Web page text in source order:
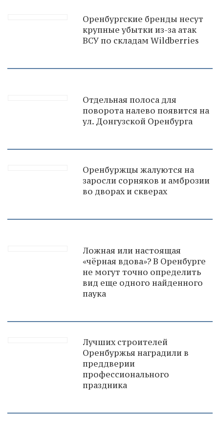
Оренбургские бренды несут
крупные убытки из-за атак
ВСУ по складам Wildberries
Отдельная полоса для
поворота налево появится на
ул. Донгузской Оренбурга
Оренбуржцы жалуются на
заросли сорняков и амброзии
во дворах и скверах
Ложная или настоящая
«чёрная вдова»? В Оренбурге
не могут точно определить
вид еще одного найденного
паука
Лучших строителей
Оренбуржья наградили в
преддверии
профессионального
праздника